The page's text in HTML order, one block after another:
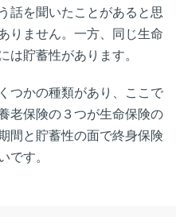
プルで割安な保険
話を聞いたことがあると思
りません。一方、同じ生命
は貯蓄性があります。
つかの種類があり、ここで
老保険の３つが生命保険の
間と貯蓄性の面で終身保険
です。